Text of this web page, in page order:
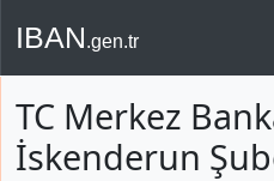
IBAN.gen.tr
TC Merkez
İskenderun